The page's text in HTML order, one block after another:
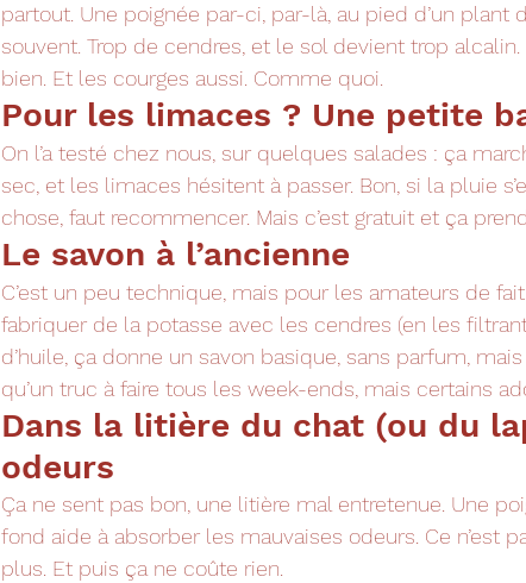
partout. Une poignée par-ci, par-là, au pied d’un plant
souvent. Trop de cendres, et le sol devient trop
bien. Et les courges aussi. Comme quoi.
Pour les limaces ? Une petite
On l’a testé chez nous, sur quelques salades : ça
sec, et les limaces hésitent à passer. Bon, si la pluie
chose, faut recommencer. Mais c’est gratuit et ça
Le savon à l’ancienne
C’est un peu technique, mais pour les amateurs de
fabriquer de la potasse avec les cendres (en les
d’huile, ça donne un savon basique, sans parfum,
qu’un truc à faire tous les week-ends, mais certains
Dans la litière du chat (ou du
odeurs
Ça ne sent pas bon, une litière mal entretenue. Une
fond aide à absorber les mauvaises odeurs. Ce n’est
plus. Et puis ça ne coûte rien.